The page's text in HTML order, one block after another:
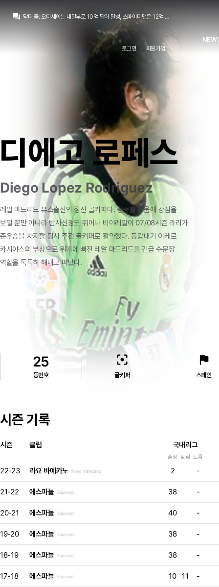
question_answer 닥터 둠:오디세이는 내일부로 10억 달러 달성, 스파이더맨은 12억 달러 달성 및 이번 주말에 17억 달러 예상
이길진 몰라도 곤살로가 골 넣을 느낌이
마이클 영화 후속작 작업 들어감
???: 하나 해줬음(실점 관여 턴오버)
SER) 로드리 영입 두고 레알의 아쉬움
COPE) 모리뉴, 비니시우스-음바페 조화 과제
앨리엇 앤더슨 얘가 올시즌 최고영입각일거라고 생각드네요 다가오는 시즌 끝나면
NEW
로그인 회원가입
에고 로페스
Diego Lopez Rodriguez
레알 마드리드유스출신의 장신 골키퍼다.공중볼 싸움에 강점을
보일 뿐만 아니라반사신경도 뛰어나 비야레알이 07/08시즌 라리가
준우승을 차지할 당시 주전 골키퍼로 활약했다. 동갑내기 이케르
카시야스의 부상으로 위기에 빠진 레알 마드리드를 긴급 수문장
역할을 톡톡히 해내고떠났다.
25
등번호
filter_center_focus
골키퍼
flag
스페인
시즌 기록
시즌 클럽 국내리그
출장 실점 도움
22-23 라요 바예카노 Rayo Vallecano 2 -
21-22 에스파뇰 Espanyol 38 -
20-21 에스파뇰 Espanyol 40 -
19-20 에스파뇰 Espanyol 38 -
18-19 에스파뇰 Espanyol 38 -
17-18 에스파뇰 Espanyol 10 11 -